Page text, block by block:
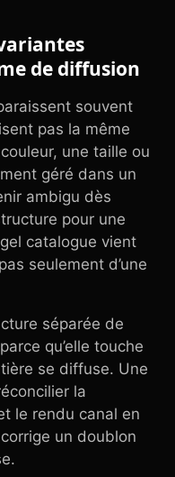
de diffusion
souvent
pas la même
une taille ou
géré dans un
ambigu dès
pour une
catalogue vient
seulement d’une
séparée de
qu’elle touche
se diffuse. Une
la
le rendu canal en
un doublon